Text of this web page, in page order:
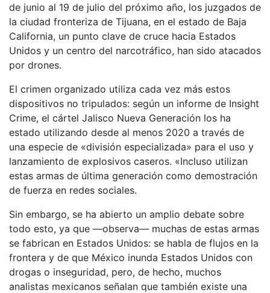
de junio al 19 de julio del próximo año, los juzgados de
la ciudad fronteriza de Tijuana, en el estado de Baja
California, un punto clave de cruce hacia Estados
Unidos y un centro del narcotráfico, han sido atacados
por drones.
El crimen organizado utiliza cada vez más estos
dispositivos no tripulados: según un informe de Insight
Crime, el cártel Jalisco Nueva Generación los ha
estado utilizando desde al menos 2020 a través de
una especie de «división especializada» para el uso y
lanzamiento de explosivos caseros. «Incluso utilizan
estas armas de última generación como demostración
de fuerza en redes sociales.
Sin embargo, se ha abierto un amplio debate sobre
todo esto, ya que —observa— muchas de estas armas
se fabrican en Estados Unidos: se habla de flujos en la
frontera y de que México inunda Estados Unidos con
drogas o inseguridad, pero, de hecho, muchos
analistas mexicanos señalan que también existe una